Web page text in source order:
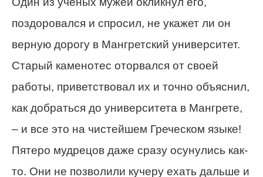
поздоровался и спросил, не укажет ли он
верную дорогу в Мангретский университет.
Старый каменотес оторвался от своей
работы, приветствовал их и точно объяснил,
как добраться до университета в Мангрете,
– и все это на чистейшем Греческом языке!
Пятеро мудрецов даже сразу осунулись как-
то. Они не позволили кучеру ехать дальше и